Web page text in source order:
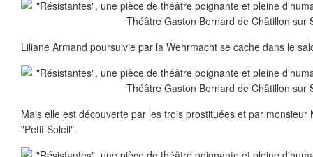
Liliane Armand poursuivie par la Wehrmacht se cache dans le
Mais elle est découverte par les trois prostituées et par monsieur
"Petit Soleil".